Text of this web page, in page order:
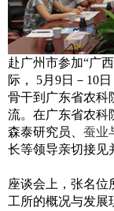
赴广州市参加“广
际， 5月 9日 － 10
骨干到广东省农科
流。在广东省农科
森泰研究员、 蚕业
长等领导亲切接见
座谈会上，张名位
工所的概况与发展